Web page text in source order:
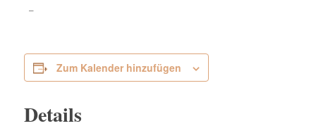
–
Zum Kalender hinzufügen
Details